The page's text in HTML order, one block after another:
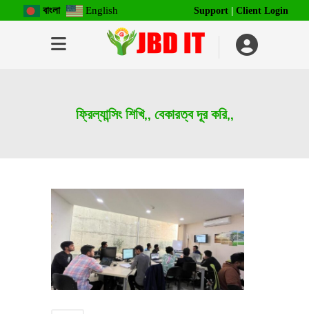
বাংলা English Support Client Login
ফ্রিল্যান্সিং শিখি,, বেকারত্ব দূর করি,,